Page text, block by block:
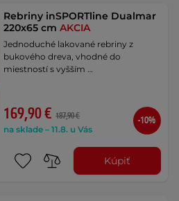
Rebriny inSPORTline Dualmar
220x65 cmAKCIA
Jednoduché lakované rebriny z
bukového dreva, vhodné do
miestností s vyšším …
169,90 € 187,90 €
na sklade – 11.8. u Vás
-10%
Kúpiť